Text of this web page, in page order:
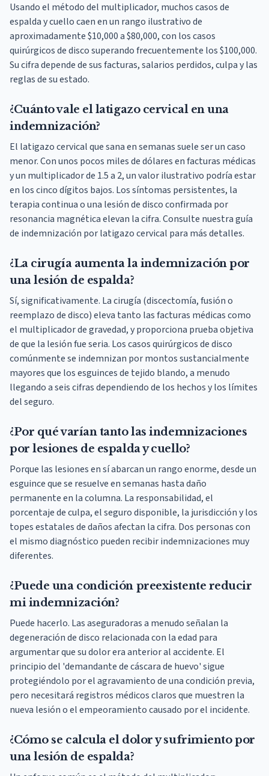
Usando el método del multiplicador, muchos casos de
espalda y cuello caen en un rango ilustrativo de
aproximadamente $10,000 a $80,000, con los casos
quirúrgicos de disco superando frecuentemente los $100,000.
Su cifra depende de sus facturas, salarios perdidos, culpa y las
reglas de su estado.
¿Cuánto vale el latigazo cervical en una
indemnización?
El latigazo cervical que sana en semanas suele ser un caso
menor. Con unos pocos miles de dólares en facturas médicas
y un multiplicador de 1.5 a 2, un valor ilustrativo podría estar
en los cinco dígitos bajos. Los síntomas persistentes, la
terapia continua o una lesión de disco confirmada por
resonancia magnética elevan la cifra. Consulte nuestra guía
de indemnización por latigazo cervical para más detalles.
¿La cirugía aumenta la indemnización por
una lesión de espalda?
Sí, significativamente. La cirugía (discectomía, fusión o
reemplazo de disco) eleva tanto las facturas médicas como
el multiplicador de gravedad, y proporciona prueba objetiva
de que la lesión fue seria. Los casos quirúrgicos de disco
comúnmente se indemnizan por montos sustancialmente
mayores que los esguinces de tejido blando, a menudo
llegando a seis cifras dependiendo de los hechos y los límites
del seguro.
¿Por qué varían tanto las indemnizaciones
por lesiones de espalda y cuello?
Porque las lesiones en sí abarcan un rango enorme, desde un
esguince que se resuelve en semanas hasta daño
permanente en la columna. La responsabilidad, el
porcentaje de culpa, el seguro disponible, la jurisdicción y los
topes estatales de daños afectan la cifra. Dos personas con
el mismo diagnóstico pueden recibir indemnizaciones muy
diferentes.
¿Puede una condición preexistente reducir
mi indemnización?
Puede hacerlo. Las aseguradoras a menudo señalan la
degeneración de disco relacionada con la edad para
argumentar que su dolor era anterior al accidente. El
principio del 'demandante de cáscara de huevo' sigue
protegiéndolo por el agravamiento de una condición previa,
pero necesitará registros médicos claros que muestren la
nueva lesión o el empeoramiento causado por el incidente.
¿Cómo se calcula el dolor y sufrimiento por
una lesión de espalda?